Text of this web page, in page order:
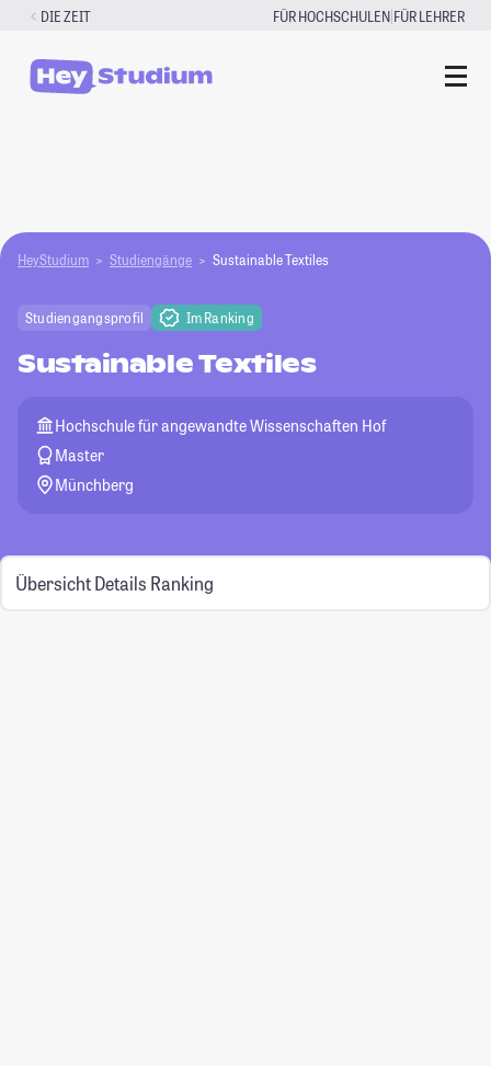
Zum
springen
DIE ZEIT FÜR HOCHSCHULEN|FÜR LEHRER
HeyStudium Studiengänge Sustainable Textiles
Studiengangsprofil Im Ranking
Sustainable Textiles
Hochschule für angewandte Wissenschaften Hof
Master
Münchberg
Übersicht Details Ranking